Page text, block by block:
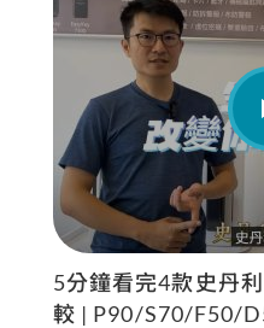
5分鐘看完4款史丹
較 | P90/S70/F50/